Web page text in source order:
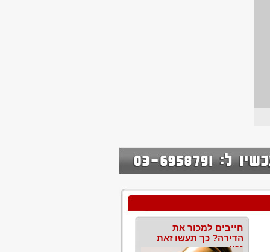
חייבים למכור את
הדירה? כך תעשו זאת
נכון